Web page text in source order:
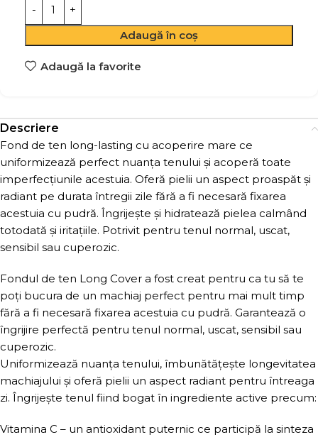
Adaugă în coș
Adaugă la favorite
Descriere
Fond de ten long-lasting cu acoperire mare ce
uniformizează perfect nuanța tenului și acoperă toate
imperfecțiunile acestuia. Oferă pielii un aspect proaspăt și
radiant pe durata întregii zile fără a fi necesară fixarea
acestuia cu pudră. Îngrijește și hidratează pielea calmând
totodată și iritațiile. Potrivit pentru tenul normal, uscat,
sensibil sau cuperozic.
Fondul de ten Long Cover a fost creat pentru ca tu să te
poți bucura de un machiaj perfect pentru mai mult timp
fără a fi necesară fixarea acestuia cu pudră. Garantează o
îngrijire perfectă pentru tenul normal, uscat, sensibil sau
cuperozic.
Uniformizează nuanța tenului, îmbunătățește longevitatea
machiajului și oferă pielii un aspect radiant pentru întreaga
zi. Îngrijește tenul fiind bogat în ingrediente active precum:
Vitamina C – un antioxidant puternic ce participă la sinteza